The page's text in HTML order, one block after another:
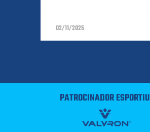
02/11/2025
PATROCINADOR ESPORTIU